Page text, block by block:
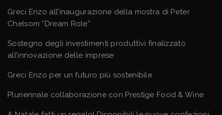
Greci Enzo all’inaugurazione della mostra di Peter
Chelsom “Dream Role”
Sostegno degli investimenti produttivi finalizzato
all’innovazione delle imprese
Greci Enzo per un futuro più sostenibile
Pluriennale collaborazione con Prestige Food & Wine